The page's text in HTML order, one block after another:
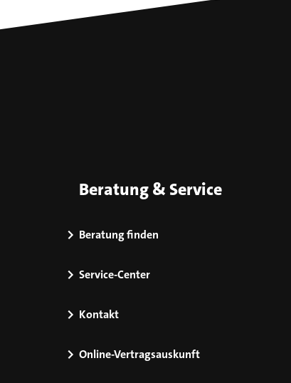
Beratung & Service
Beratung finden
Service-Center
Kontakt
Online-Vertragsauskunft